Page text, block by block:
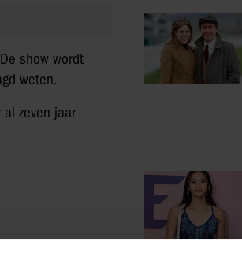
show wordt
weten.
zeven jaar